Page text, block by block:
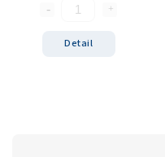
Detail